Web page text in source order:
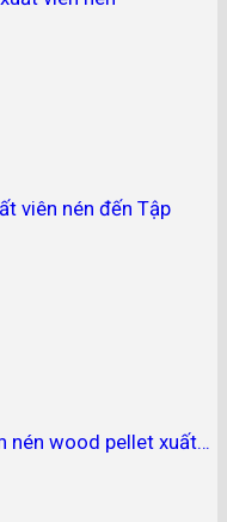
viên nén đến Tập
nén wood pellet xuất…